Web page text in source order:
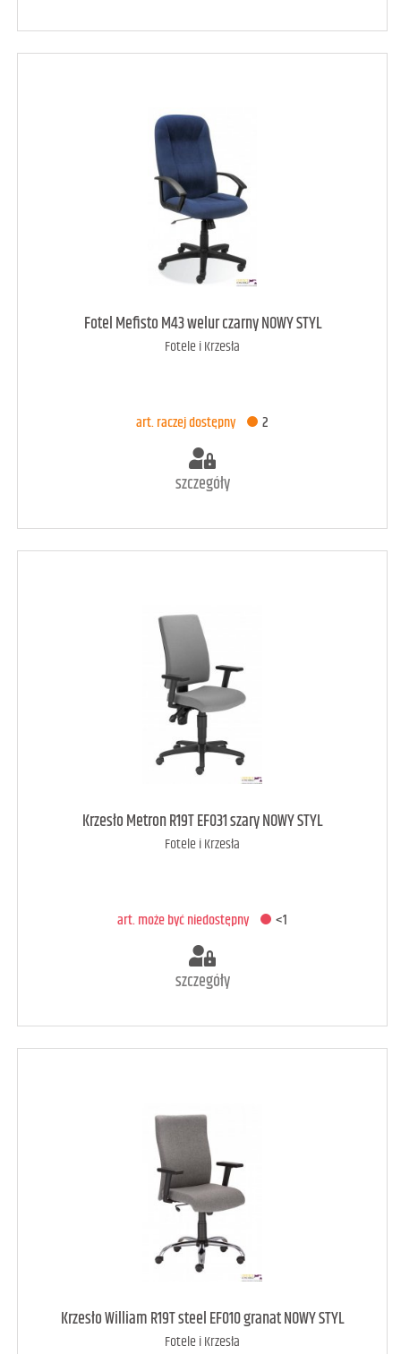
art. raczej dostępny 1
Fotel Mefisto M43 welur czarny NOWY STYL
Fotele i Krzesła
art. raczej dostępny 2
szczegóły
art. raczej dostępny 2
Krzesło Metron R19T EF031 szary NOWY STYL
Fotele i Krzesła
art. może być niedostępny <1
szczegóły
art. może być niedostępny <1
Krzesło William R19T steel EF010 granat NOWY STYL
Fotele i Krzesła